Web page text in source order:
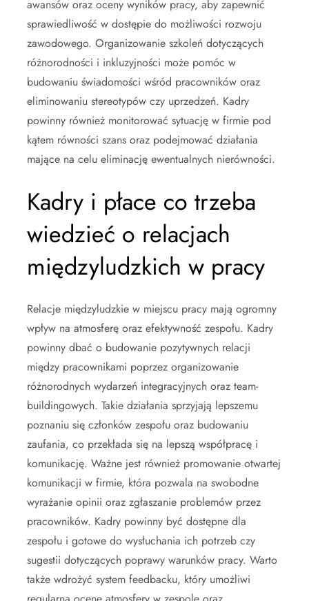
awansów oraz oceny wyników pracy, aby zapewnić
sprawiedliwość w dostępie do możliwości rozwoju
zawodowego. Organizowanie szkoleń dotyczących
różnorodności i inkluzyjności może pomóc w
budowaniu świadomości wśród pracowników oraz
eliminowaniu stereotypów czy uprzedzeń. Kadry
powinny również monitorować sytuację w firmie pod
kątem równości szans oraz podejmować działania
mające na celu eliminację ewentualnych nierówności.
Kadry i płace co trzeba
wiedzieć o relacjach
międzyludzkich w pracy
Relacje międzyludzkie w miejscu pracy mają ogromny
wpływ na atmosferę oraz efektywność zespołu. Kadry
powinny dbać o budowanie pozytywnych relacji
między pracownikami poprzez organizowanie
różnorodnych wydarzeń integracyjnych oraz team-
buildingowych. Takie działania sprzyjają lepszemu
poznaniu się członków zespołu oraz budowaniu
zaufania, co przekłada się na lepszą współpracę i
komunikację. Ważne jest również promowanie otwartej
komunikacji w firmie, która pozwala na swobodne
wyrażanie opinii oraz zgłaszanie problemów przez
pracowników. Kadry powinny być dostępne dla
zespołu i gotowe do wysłuchania ich potrzeb czy
sugestii dotyczących poprawy warunków pracy. Warto
także wdrożyć system feedbacku, który umożliwi